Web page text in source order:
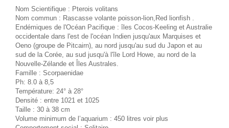
Nom Scientifique : Pterois volitans
Nom commun : Rascasse volante poisson-lion,Red lionfish .
Endémiques de l'Océan Pacifique : îles Cocos-Keeling et Australie
occidentale dans l'est de l'océan Indien jusqu'aux Marquises et
Oeno (groupe de Pitcairn), au nord jusqu'au sud du Japon et au
sud de la Corée, au sud jusqu'à l'île Lord Howe, au nord de la
Nouvelle-Zélande et Îles Australes.
Famille : Scorpaenidae
Ph: 8.0 à 8,5
Température: 24° à 28°
Densité : entre 1021 et 1025
Taille : 30 à 38 cm
Volume minimum de l’aquarium : 450 litres voir plus